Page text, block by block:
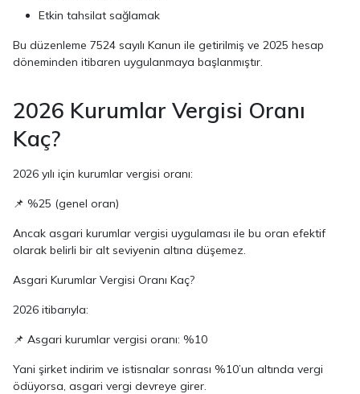
Etkin tahsilat sağlamak
Bu düzenleme 7524 sayılı Kanun ile getirilmiş ve 2025 hesap
döneminden itibaren uygulanmaya başlanmıştır.
2026 Kurumlar Vergisi Oranı
Kaç?
2026 yılı için kurumlar vergisi oranı:
📌 %25 (genel oran)
Ancak asgari kurumlar vergisi uygulaması ile bu oran efektif
olarak belirli bir alt seviyenin altına düşemez.
Asgari Kurumlar Vergisi Oranı Kaç?
2026 itibarıyla:
📌 Asgari kurumlar vergisi oranı: %10
Yani şirket indirim ve istisnalar sonrası %10’un altında vergi
ödüyorsa, asgari vergi devreye girer.